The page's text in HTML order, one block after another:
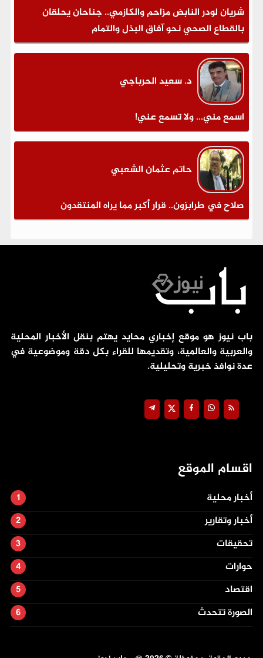
شريان لودر النابض مزاحم والكازمي.. جناحان يحلقان
بالقطاع الصحي نحو آفاق البذل والتمام
د. سعيد الحرباجي
اسمع مني... ولا تسمع عني!
حاتم عثمان الشعبي
صلاح في طرابزون.. قرار أكبر مما يراه المنتقدون
باب نيوز هو موقع إخباري محايد يهتم بنقل الأخبار المحلية
والعربية والعالمية، وتقديمها للقراء بكل دقة وموضوعية في
عدة نوافذ خبرية وتحليلية.
اقسام الموقع
أخبار محلية
أخبار وتقارير
تحقيقات
حوارات
اقتصاد
الصورة تتحدث